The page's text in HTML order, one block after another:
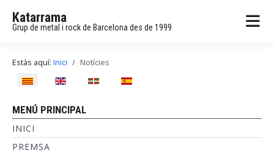
Katarrama
Grup de metal i rock de Barcelona des de 1999
Estàs aquí: Inici Notícies
Seleccioni el seu idioma
MENÚ PRINCIPAL
INICI
PREMSA